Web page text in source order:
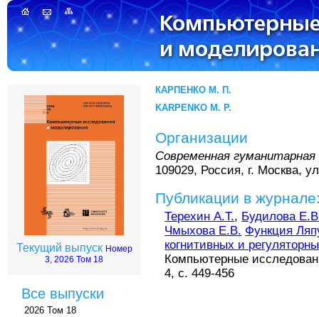
Текущий выпуск Номер
3, 2026 Том 18
Все выпуски
2026 Том 18
КАРПЕНКО М. П.
KARPENKO M. P.
Организации
Современная гуманитарная
109029, Россия, г. Москва,
Публикации в
Терехин А.Т., Будилова
Чмыхова Е.В. Функция
когнитивных и
Компьютерные
4, с. 449-456